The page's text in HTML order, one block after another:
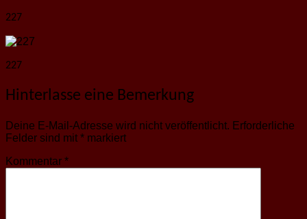
227
227
Hinterlasse eine Bemerkung
Deine E-Mail-Adresse wird nicht veröffentlicht. Erforderliche
Felder sind mit * markiert
Kommentar *